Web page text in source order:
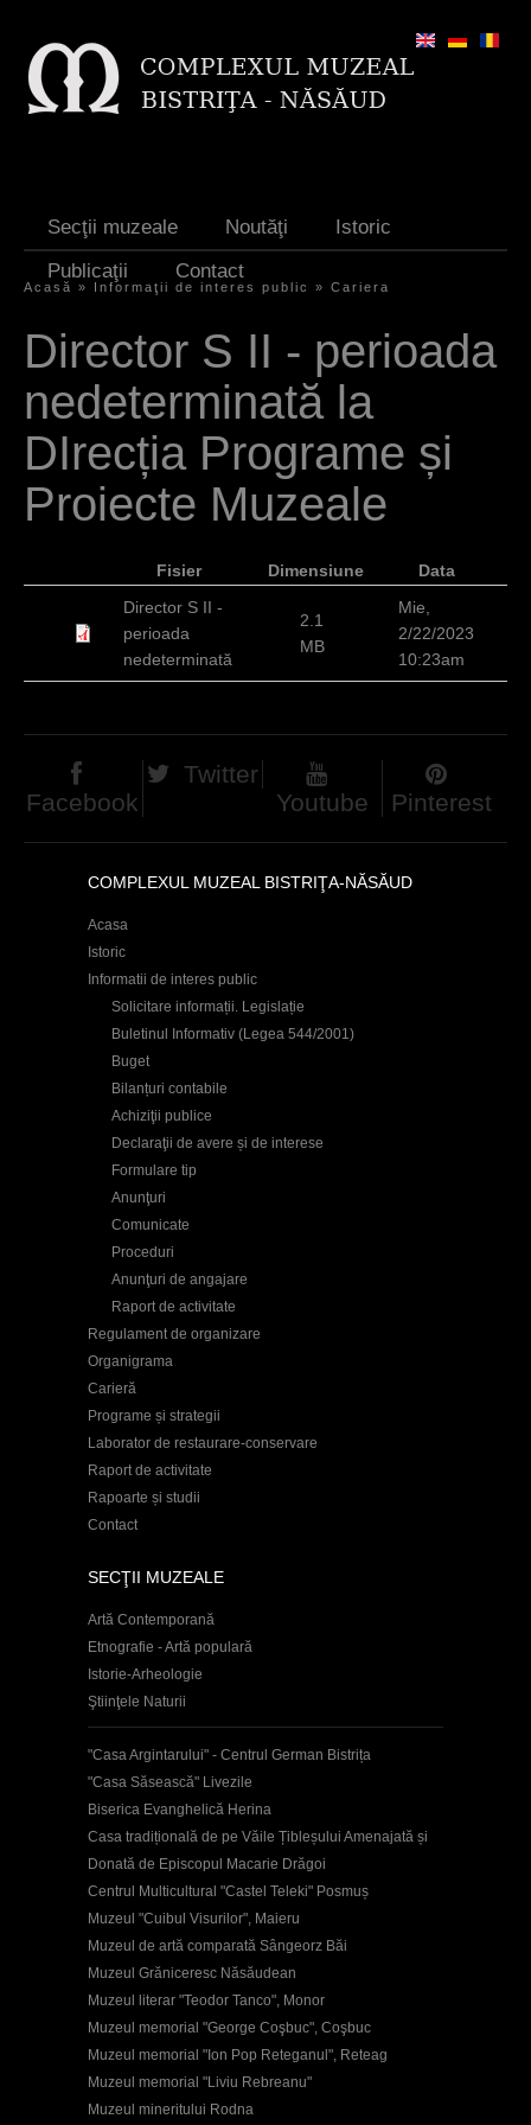
Secţii muzeale Noutăţi
Istoric
Publicaţii
Contact
ş
t
i
a
i
i
Acasă » Informaţii de interes public » Cariera
Director S II - perioada
nedeterminată la
DIrecția Programe și
Proiecte Muzeale
Fisier Dimensiune
Data
Director S II -
perioada
nedeterminată
2.1
MB
Mie,
2/22/2023
10:23am
Facebook
Twitter
Youtube
Pinterest
COMPLEXUL MUZEAL BISTRIŢA-NĂSĂUD
Acasa
Istoric
Informatii de interes public
Solicitare informații. Legislație
Buletinul Informativ (Legea 544/2001)
Buget
Bilanțuri contabile
Achiziţii publice
Declaraţii de avere și de interese
Formulare tip
Anunţuri
Comunicate
Proceduri
Anunţuri de angajare
Raport de activitate
Regulament de organizare
Organigrama
Carieră
Programe și strategii
Laborator de restaurare-conservare
Raport de activitate
Rapoarte și studii
Contact
SECŢII MUZEALE
Artă Contemporană
Etnografie - Artă populară
Istorie-Arheologie
Ştiinţele Naturii
"Casa Argintarului" - Centrul German Bistrița
"Casa Săsească" Livezile
Biserica Evanghelică Herina
Casa tradițională de pe Văile Țibleșului Amenajată și
Donată de Episcopul Macarie Drăgoi
Centrul Multicultural "Castel Teleki" Posmuș
Muzeul "Cuibul Visurilor", Maieru
Muzeul de artă comparată Sângeorz Băi
Muzeul Grăniceresc Năsăudean
Muzeul literar "Teodor Tanco", Monor
Muzeul memorial "George Coşbuc", Coşbuc
Muzeul memorial "Ion Pop Reteganul", Reteag
Muzeul memorial "Liviu Rebreanu"
Muzeul mineritului Rodna